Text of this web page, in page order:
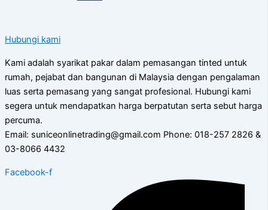
Hubungi kami
Kami adalah syarikat pakar dalam pemasangan tinted untuk
rumah, pejabat dan bangunan di Malaysia dengan pengalaman
luas serta pemasang yang sangat profesional. Hubungi kami
segera untuk mendapatkan harga berpatutan serta sebut harga
percuma.
Email: suniceonlinetrading@gmail.com Phone: 018-257 2826 &
03-8066 4432
Facebook-f